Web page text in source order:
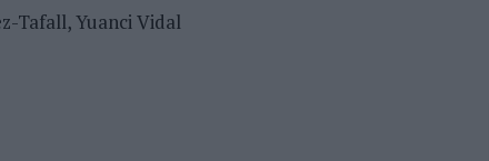
Tafall, Yuanci Vidal